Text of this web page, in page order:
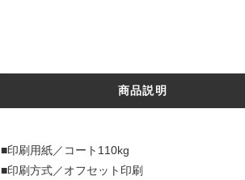
商品説明
■印刷用紙／コート110kg
■印刷方式／オフセット印刷